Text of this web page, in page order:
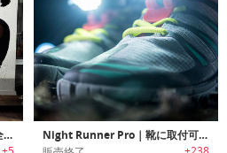
ROWBRO｜いつでもどこでも全身を強化可能なポータブルローイングマシン「ロウブロ」 Night Runner Pro｜靴に取付可能な夜間アウトドアスポーツ用シューズライト「ナイトランナー プロ」